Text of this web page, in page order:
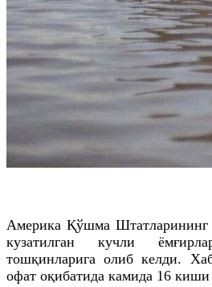
Америка Қўшма Штатларининг
кузатилган кучли
тошқинларига олиб келди.
офат оқибатида камида 16 киши